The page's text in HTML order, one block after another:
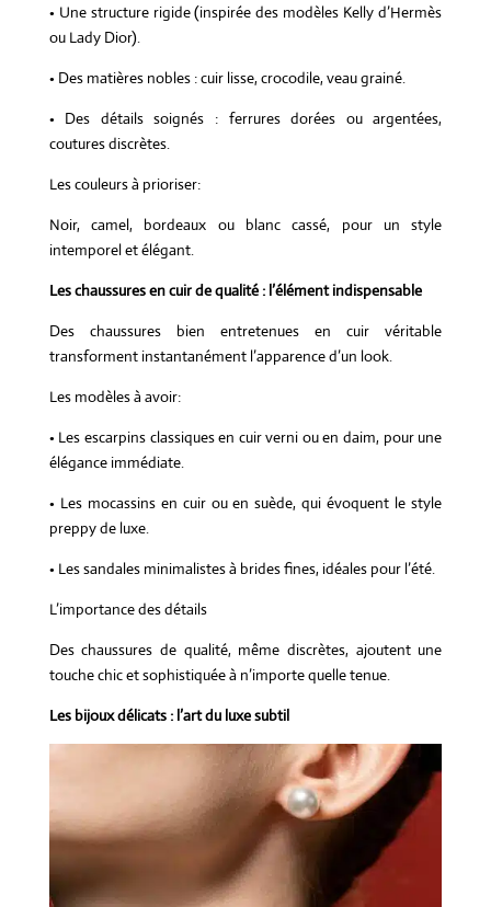
• Une structure rigide (inspirée des modèles Kelly d’Hermès
ou Lady Dior).
• Des matières nobles : cuir lisse, crocodile, veau grainé.
• Des détails soignés : ferrures dorées ou argentées,
coutures discrètes.
Les couleurs à prioriser:
Noir, camel, bordeaux ou blanc cassé, pour un style
intemporel et élégant.
Les chaussures en cuir de qualité : l’élément indispensable
Des chaussures bien entretenues en cuir véritable
transforment instantanément l’apparence d’un look.
Les modèles à avoir:
• Les escarpins classiques en cuir verni ou en daim, pour une
élégance immédiate.
• Les mocassins en cuir ou en suède, qui évoquent le style
preppy de luxe.
• Les sandales minimalistes à brides fines, idéales pour l’été.
L’importance des détails
Des chaussures de qualité, même discrètes, ajoutent une
touche chic et sophistiquée à n’importe quelle tenue.
Les bijoux délicats : l’art du luxe subtil